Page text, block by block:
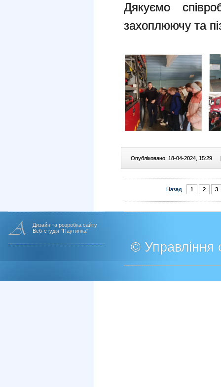
Дякуємо
захоплюючу та
Опубліковано: 18-04-2024, 15:29 |
Назад 1 2 3
Дизайн та розробка сайту
Веб-студія "Паутинка"
© Управління